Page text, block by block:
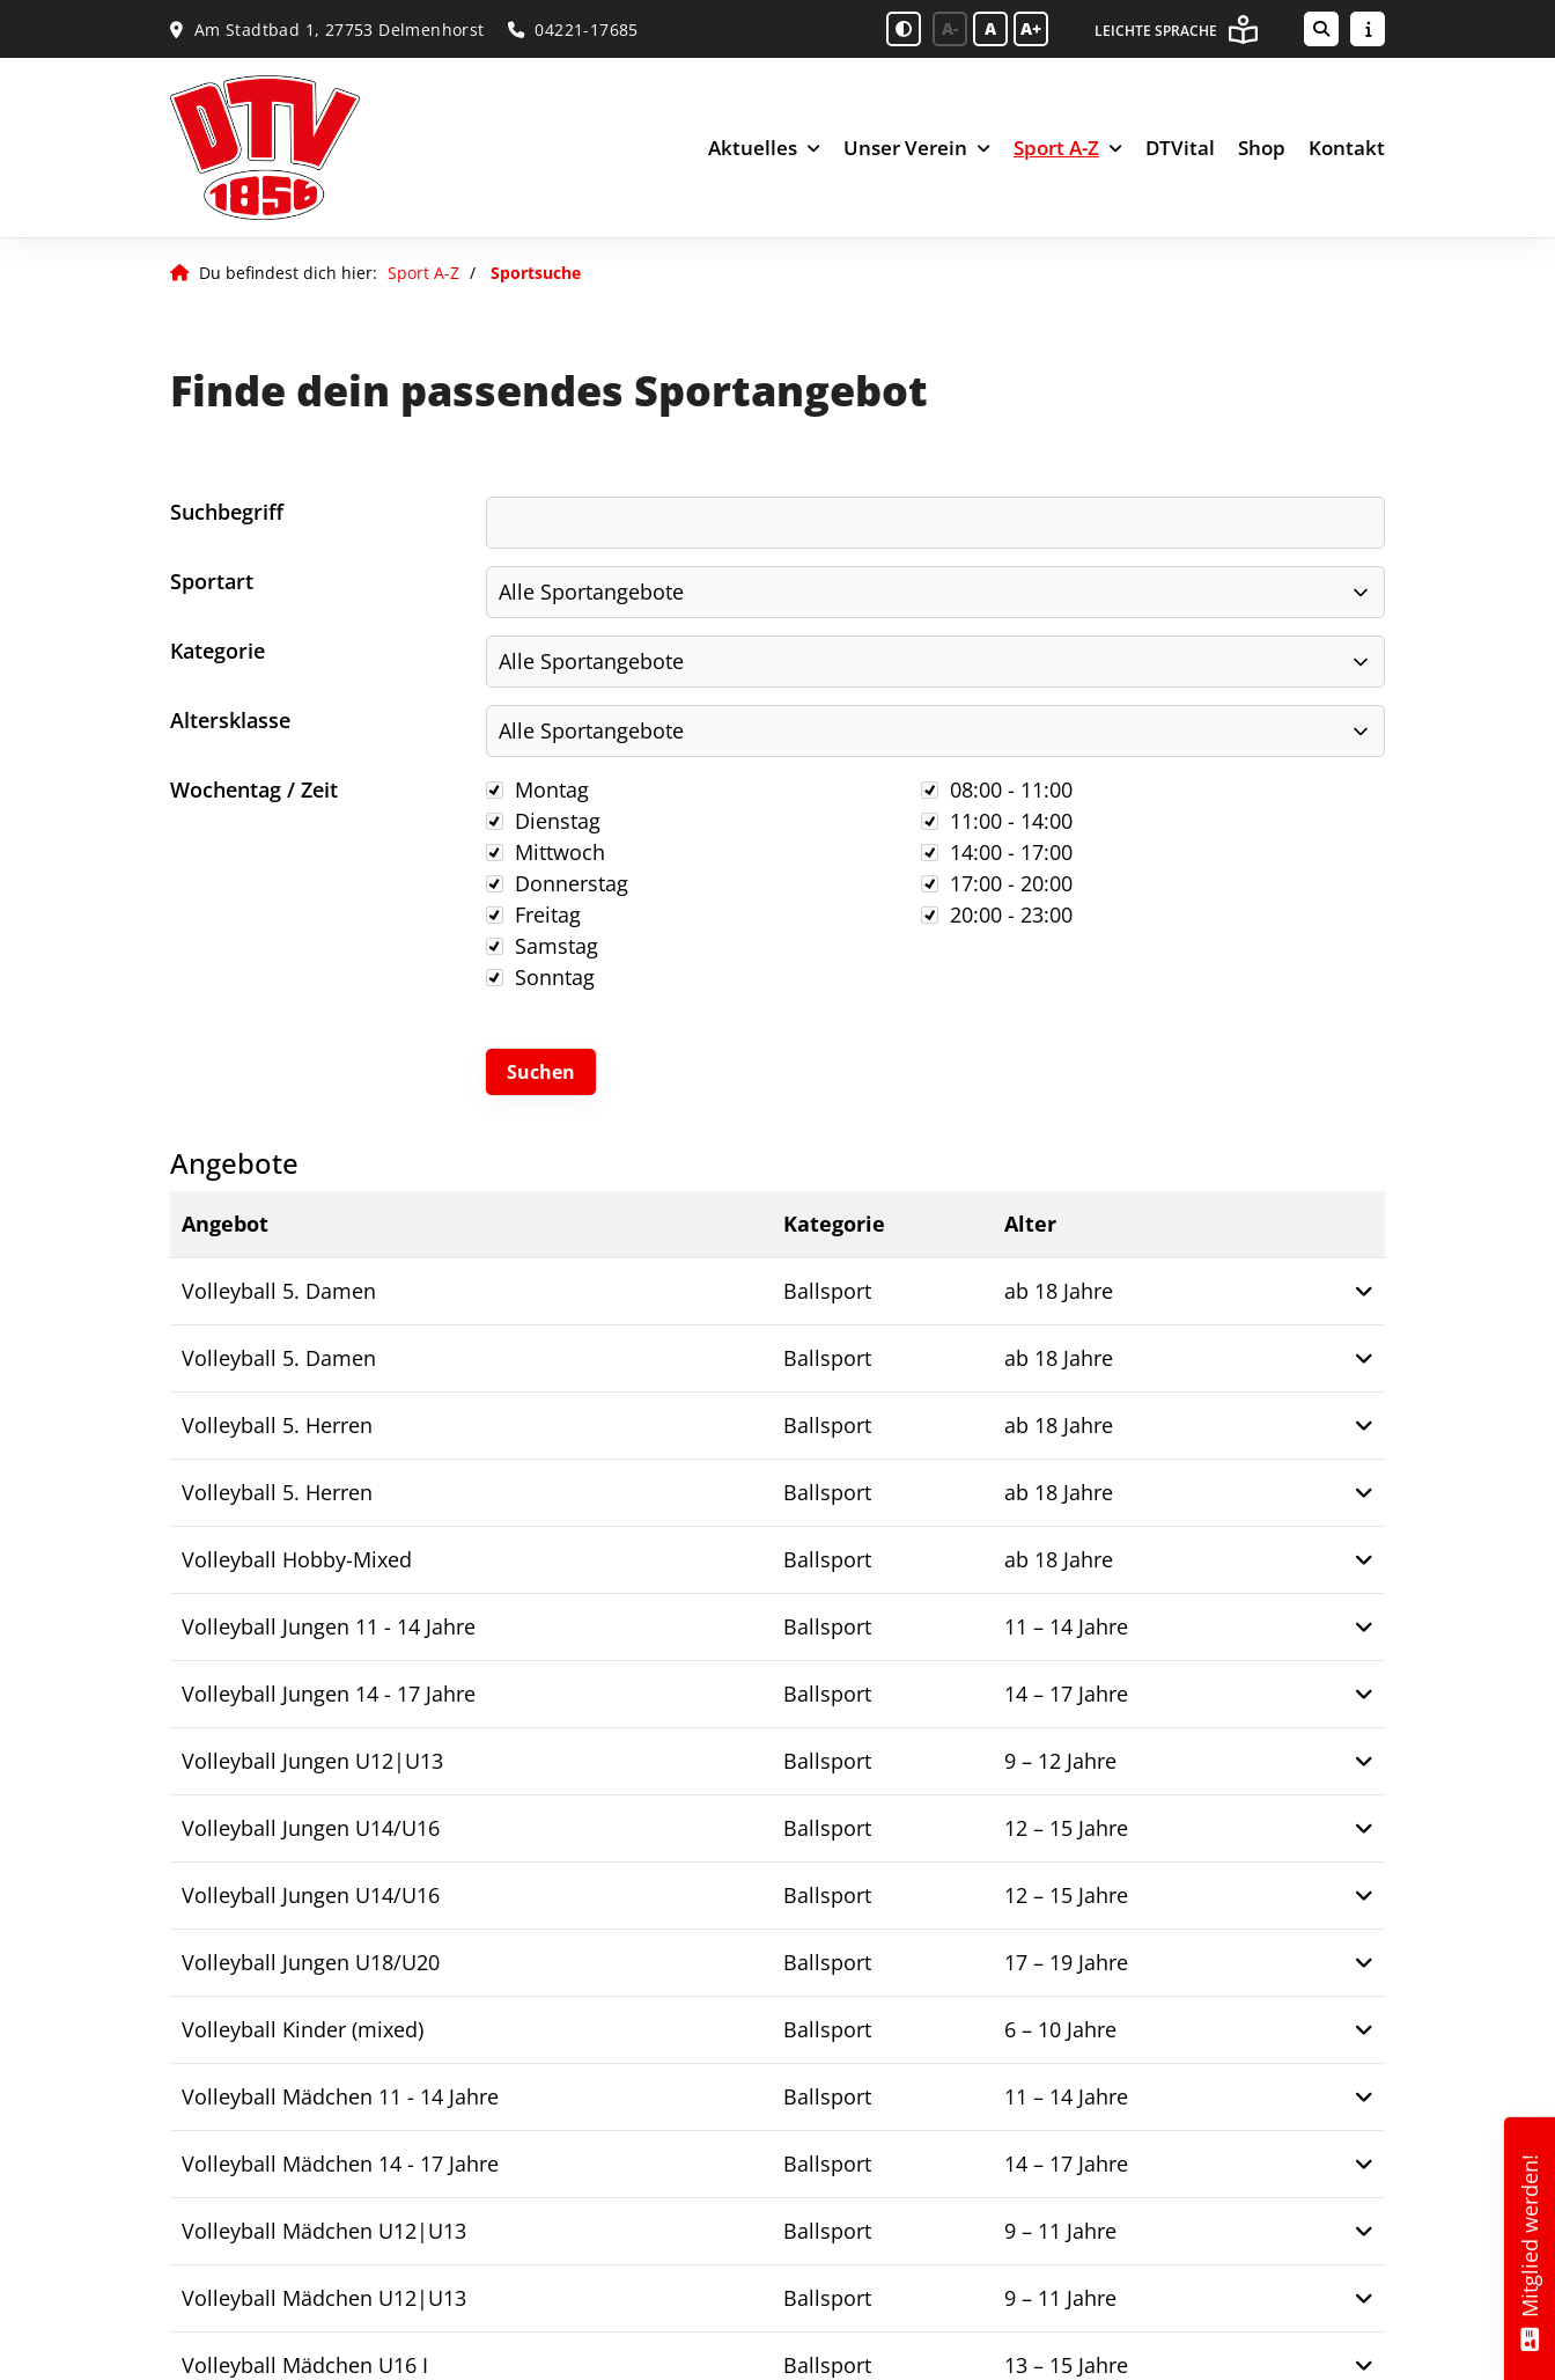
Am Stadtbad 1, 27753 Delmenhorst 04221-17685 A- A A+ LEICHTE SPRACHE
Aktuelles Unser Verein Sport A-Z DTVital Shop Kontakt
Du befindest dich hier: Sport A-Z Sportsuche
Finde dein passendes Sportangebot
Suchbegriff
Sportart
Kategorie
Altersklasse
Wochentag / Zeit Wochentag
Montag
Dienstag
Mittwoch
Donnerstag
Freitag
Samstag
Sonntag
Zeit08:00 - 11:00
11:00 - 14:00
14:00 - 17:00
17:00 - 20:00
20:00 - 23:00
Angebote
Angebot Kategorie
Alter
Weitere Informationen
Volleyball 5. Damen
Ballsport ab 18 Jahre
Volleyball 5. Damen Ballsport ab 18 Jahre
Volleyball 5. Herren Ballsport ab 18 Jahre
Volleyball 5. Herren Ballsport ab 18 Jahre
Volleyball Hobby-Mixed Ballsport ab 18 Jahre
Volleyball Jungen 11 - 14 Jahre Ballsport 11 – 14 Jahre
Volleyball Jungen 14 - 17 Jahre Ballsport 14 – 17 Jahre
Volleyball Jungen U12|U13 Ballsport 9 – 12 Jahre
Volleyball Jungen U14/U16 Ballsport 12 – 15 Jahre
Volleyball Jungen U14/U16 Ballsport 12 – 15 Jahre
Volleyball Jungen U18/U20 Ballsport 17 – 19 Jahre
Volleyball Kinder (mixed) Ballsport 6 – 10 Jahre
Volleyball Mädchen 11 - 14 Jahre Ballsport 11 – 14 Jahre
Volleyball Mädchen 14 - 17 Jahre Ballsport 14 – 17 Jahre
Volleyball Mädchen U12|U13 Ballsport 9 – 11 Jahre
Volleyball Mädchen U12|U13 Ballsport 9 – 11 Jahre
Volleyball Mädchen U16 I Ballsport 13 – 15 Jahre
Mitglied werden!
Delmenhorster Turnverein
Unser Verein